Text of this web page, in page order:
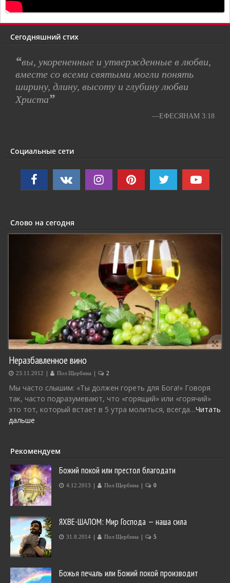
Сегодняшний стих
“вы, укорененные и утвержденные в любви,
вместе со всеми святыми могли понять
ширину, длину, высоту и глубину любви
Христа”
—ЕФЕСЯНАМ 3:18
Социальные сети
Слово на сегодня
Неразбавленное вино
23.11.2012 | Пол Щербина | 2
Мы часто слышим: «Ты должен гореть для Бога!» Говоря
так, часто подразумевают, что «горящий» или «горячий»
это тот, который встает в 5 утра молиться, всегда…Читать
дальше
Рекомендуем
Божий покой или престол благодати
4.12.2013 | Пол Щербина | 0
ЯХВЕ-ШАЛОМ: Мир Господа — наша сила
31.8.2014 | Пол Щербина | 5
Божья печаль или Божий покой производит